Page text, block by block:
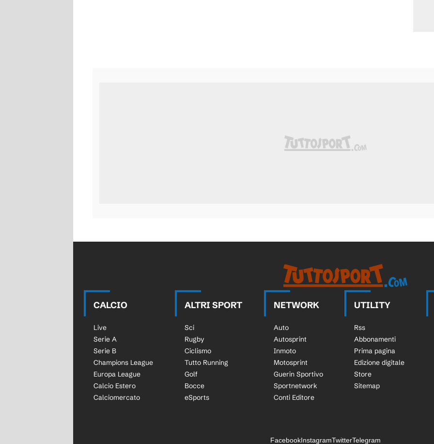
CALCIO
Live
Serie A
Serie B
Champions League
Europa League
Calcio Estero
Calciomercato
ALTRI SPORT
Sci
Rugby
Ciclismo
Tutto Running
Golf
Bocce
eSports
NETWORK
Auto
Autosprint
Inmoto
Motosprint
Guerin Sportivo
Sportnetwork
Conti Editore
UTILITY
Rss
Abbonamenti
Prima pagina
Edizione digitale
Store
Sitemap
FacebookInstagramTwitterTelegram